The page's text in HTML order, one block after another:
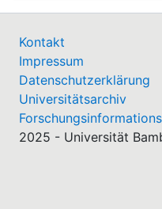
Kontakt
Impressum
Datenschutzerklärung
Universitätsarchiv
2025 - Universität